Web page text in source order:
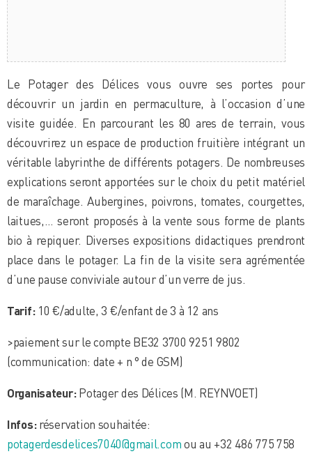
Le Potager des Délices vous ouvre ses portes pour
découvrir un jardin en permaculture, à l’occasion d’une
visite guidée. En parcourant les 80 ares de terrain, vous
découvrirez un espace de production fruitière intégrant un
véritable labyrinthe de différents potagers. De nombreuses
explications seront apportées sur le choix du petit matériel
de maraîchage. Aubergines, poivrons, tomates, courgettes,
laitues,… seront proposés à la vente sous forme de plants
bio à repiquer. Diverses expositions didactiques prendront
place dans le potager. La fin de la visite sera agrémentée
d’une pause conviviale autour d’un verre de jus.
Tarif:10 €/adulte, 3 €/enfant de 3 à 12 ans
>paiement sur le compte BE32 3700 9251 9802
(communication: date + n ° de GSM)
Organisateur:Potager des Délices (M. REYNVOET)
Infos:réservation souhaitée:
potagerdesdelices7040@gmail.comou au +32 486 775 758